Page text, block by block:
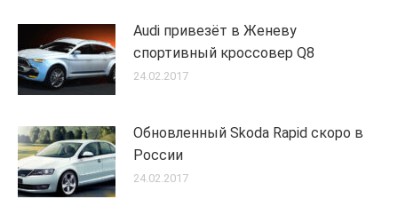
Audi привезёт в Женеву
спортивный кроссовер Q8
24.02.2017
Обновленный Skoda Rapid скоро в
России
24.02.2017